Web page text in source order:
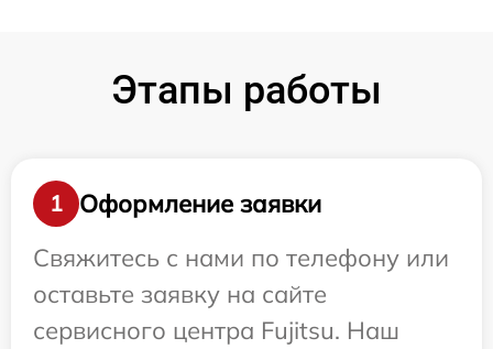
Этапы работы
1
Оформление заявки
Свяжитесь с нами по телефону или
оставьте заявку на сайте
сервисного центра Fujitsu. Наш